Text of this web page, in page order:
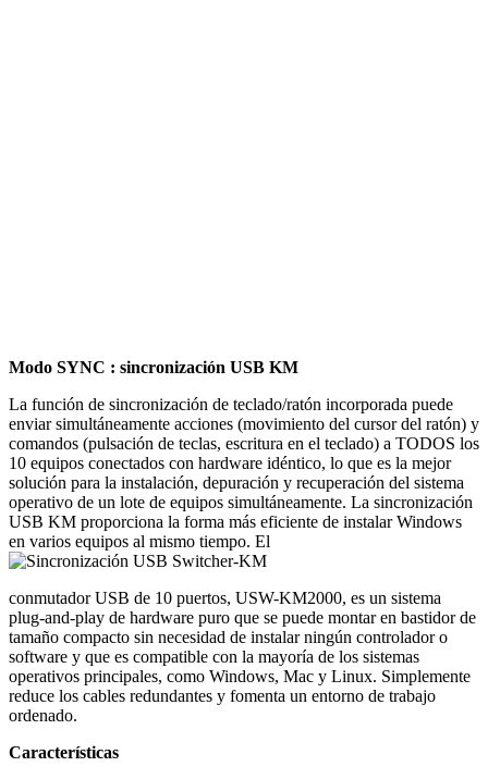
Modo SYNC : sincronización USB KM
La función de sincronización de teclado/ratón incorporada puede
enviar simultáneamente acciones (movimiento del cursor del ratón) y
comandos (pulsación de teclas, escritura en el teclado) a TODOS los
10 equipos conectados con hardware idéntico, lo que es la mejor
solución para la instalación, depuración y recuperación del sistema
operativo de un lote de equipos simultáneamente. La sincronización
USB KM proporciona la forma más eficiente de instalar Windows
en varios equipos al mismo tiempo. El
conmutador USB de 10 puertos, USW-KM2000, es un sistema
plug-and-play de hardware puro que se puede montar en bastidor de
tamaño compacto sin necesidad de instalar ningún controlador o
software y que es compatible con la mayoría de los sistemas
operativos principales, como Windows, Mac y Linux. Simplemente
reduce los cables redundantes y fomenta un entorno de trabajo
ordenado.
Características